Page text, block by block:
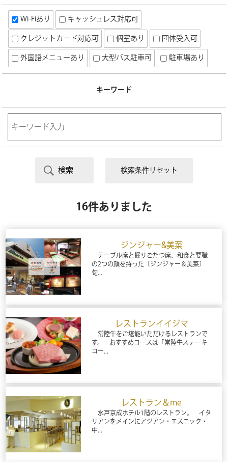
Wi-Fiあり
キャッシュレス対応可
クレジットカード対応可
個室あり
団体受入可
外国語メニューあり
大型バス駐車可 駐車場あり
キーワード
検索条件リセット
16件ありました
ジンジャー&美菜
テーブル席と掘りごたつ席、和食と要職
の2つの顔を持った〔ジンジャー＆美菜〕
旬...
レストランイイジマ
常陸牛をご堪能いただけるレストランで
す。 おすすめコースは「常陸牛ステーキ
コー...
レストラン＆me
水戸京成ホテル1階のレストラン。 イタ
リアンをメインにアジアン・エスニック・
中...